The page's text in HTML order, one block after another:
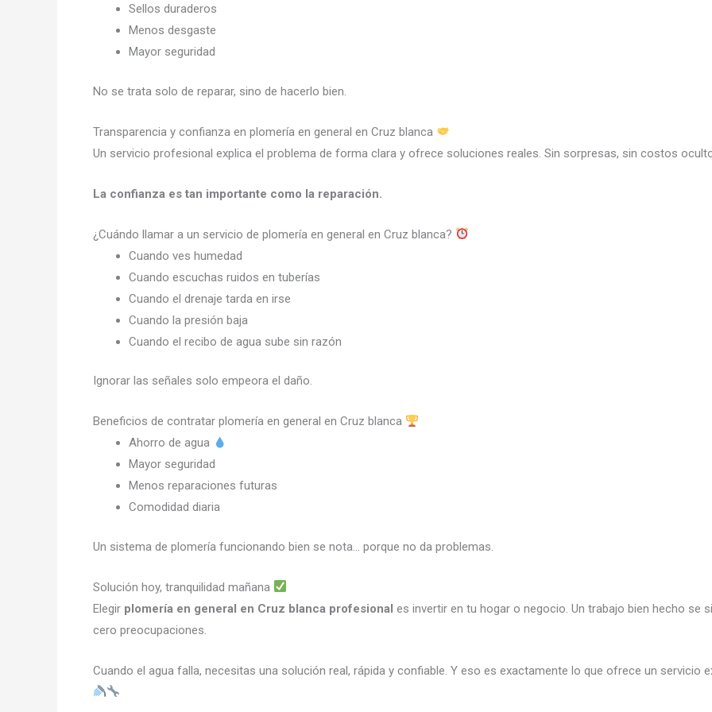
Sellos duraderos
Menos desgaste
Mayor seguridad
No se trata solo de reparar, sino de hacerlo bien.
Transparencia y confianza en plomería en general en Cruz blanca
Un servicio profesional explica el problema de forma clara y ofrece soluciones reales. Sin sorpresas, sin costos
La confianza es tan importante como la reparación.
¿Cuándo llamar a un servicio de plomería en general en Cruz blanca?
Cuando ves humedad
Cuando escuchas ruidos en tuberías
Cuando el drenaje tarda en irse
Cuando la presión baja
Cuando el recibo de agua sube sin razón
Ignorar las señales solo empeora el daño.
Beneficios de contratar plomería en general en Cruz blanca
Ahorro de agua
Mayor seguridad
Menos reparaciones futuras
Comodidad diaria
Un sistema de plomería funcionando bien se nota… porque no da problemas.
Solución hoy, tranquilidad mañana
Elegir plomería en general en Cruz blanca profesional es invertir en tu hogar o negocio. Un trabajo bien hecho se
cero preocupaciones.
Cuando el agua falla, necesitas una solución real, rápida y confiable. Y eso es exactamente lo que ofrece un servicio